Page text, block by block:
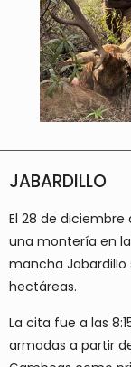
JABARDILLO
El 28 de
una montería en
mancha Jabardillo
hectáreas.
La cita fue a las
armadas a partir